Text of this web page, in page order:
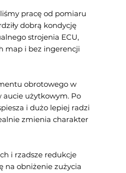
pracę od pomiaru
dobrą kondycję
strojenia ECU,
map i bez ingerencji
obrotowego w
aucie użytkowym. Po
i dużo lepiej radzi
zmienia charakter
i rzadsze redukcje
na obniżenie zużycia